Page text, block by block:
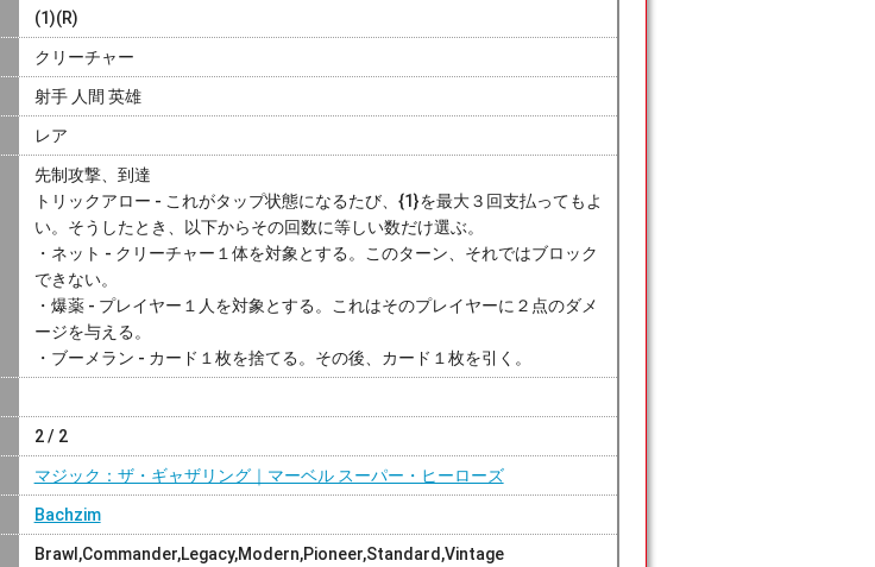
(1)(R)
クリーチャー
射手 人間 英雄
レア
先制攻撃、到達
トリックアロー - これがタップ状態になるたび、{1}を最大３回支払ってもよ
い。そうしたとき、以下からその回数に等しい数だけ選ぶ。
・ネット - クリーチャー１体を対象とする。このターン、それではブロック
できない。
・爆薬 - プレイヤー１人を対象とする。これはそのプレイヤーに２点のダメ
ージを与える。
・ブーメラン - カード１枚を捨てる。その後、カード１枚を引く。
2 / 2
マジック：ザ・ギャザリング｜マーベル スーパー・ヒーローズ
Bachzim
Brawl,Commander,Legacy,Modern,Pioneer,Standard,Vintage